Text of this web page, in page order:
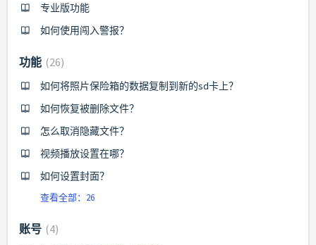
专业版功能
如何使用闯入警报？
功能 26
如何将照片保险箱的数据复制到新的sd卡上？
如何恢复被删除文件？
怎么取消隐藏文件？
视频播放设置在哪？
如何设置封面？
查看全部：26
账号 4